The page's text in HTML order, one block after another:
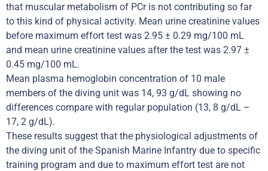
that muscular metabolism of PCr is not contributing so far
to this kind of physical activity. Mean urine creatinine values
before maximum effort test was 2.95 ± 0.29 mg/100 mL
and mean urine creatinine values after the test was 2.97 ±
0.45 mg/100 mL.
Mean plasma hemoglobin concentration of 10 male
members of the diving unit was 14, 93 g/dL showing no
differences compare with regular population (13, 8 g/dL –
17, 2 g/dL).
These results suggest that the physiological adjustments of
the diving unit of the Spanish Marine Infantry due to specific
training program and due to maximum effort test are not